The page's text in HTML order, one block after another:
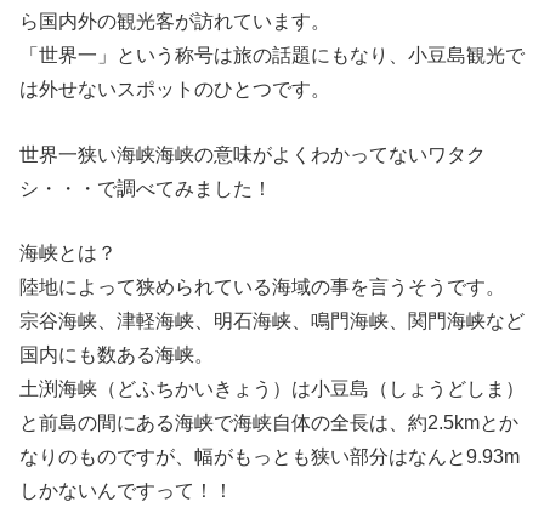
ら国内外の観光客が訪れています。
「世界一」という称号は旅の話題にもなり、小豆島観光で
は外せないスポットのひとつです。
世界一狭い海峡海峡の意味がよくわかってないワタク
シ・・・で調べてみました！
海峡とは？
陸地によって狭められている海域の事を言うそうです。
宗谷海峡、津軽海峡、明石海峡、鳴門海峡、関門海峡など
国内にも数ある海峡。
土渕海峡（どふちかいきょう）は小豆島（しょうどしま）
と前島の間にある海峡で海峡自体の全長は、約2.5kmとか
なりのものですが、幅がもっとも狭い部分はなんと9.93m
しかないんですって！！